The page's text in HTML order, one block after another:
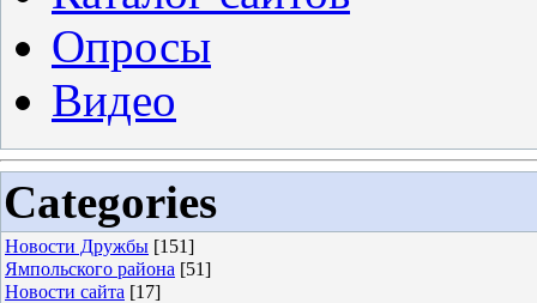
Опросы
Видео
Categories
Новости Дружбы [151]
Ямпольского района [51]
Новости сайта [17]